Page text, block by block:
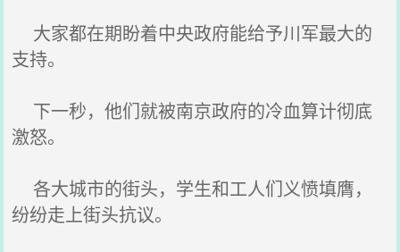
大家都在期盼着中央政府能给予川军最大的
支持。
下一秒，他们就被南京政府的冷血算计彻底
激怒。
各大城市的街头，学生和工人们义愤填膺，
纷纷走上街头抗议。